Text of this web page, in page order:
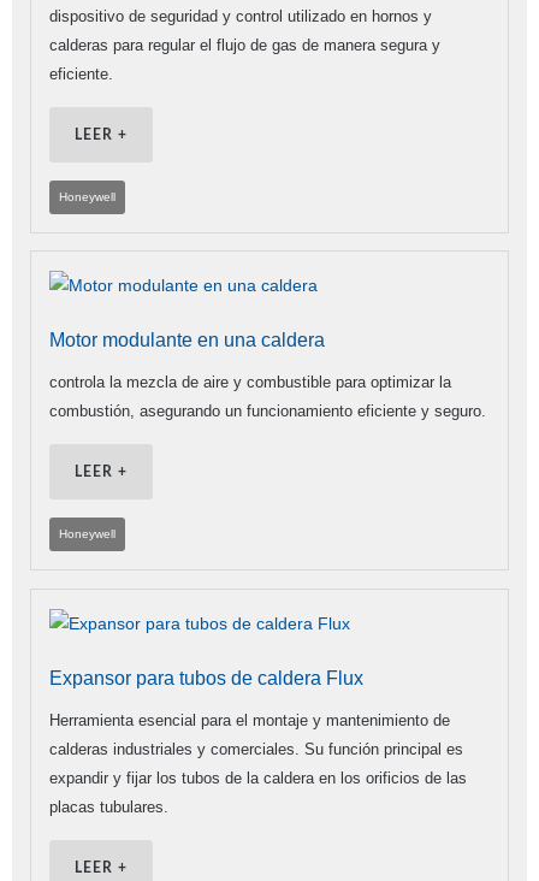
dispositivo de seguridad y control utilizado en hornos y
calderas para regular el flujo de gas de manera segura y
eficiente.
LEER +
Honeywell
Motor modulante en una caldera
controla la mezcla de aire y combustible para optimizar la
combustión, asegurando un funcionamiento eficiente y seguro.
LEER +
Honeywell
Expansor para tubos de caldera Flux
Herramienta esencial para el montaje y mantenimiento de
calderas industriales y comerciales. Su función principal es
expandir y fijar los tubos de la caldera en los orificios de las
placas tubulares.
LEER +